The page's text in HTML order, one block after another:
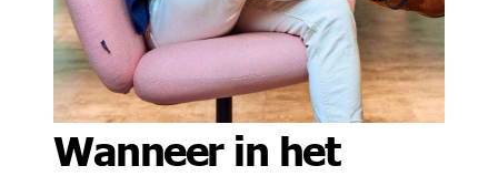
Wanneer in het